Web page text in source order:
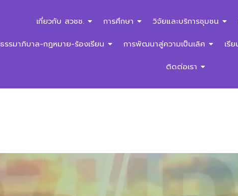
เกี่ยวกับ สวชช. การศึกษา วิจัยและบริการชุมชน
ธรรมาภิบาล-กฏหมาย-ร้องเรียน การพัฒนาสู่ความเป็นเลิศ เรี
ติดต่อเรา